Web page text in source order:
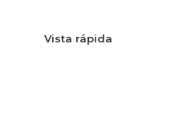
Vista rápida